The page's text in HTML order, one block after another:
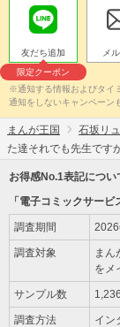
友だち追加
限定クーポン
メ
※通知する情報およびタイ
通知をしないキャンペーン
まんが王国 石坂リ
た達それでも先生です
お得感No.1表記につい
「電子コミックサービ
調査期間
調査対象
まん
をメ
サンプル数
調査方法 イン